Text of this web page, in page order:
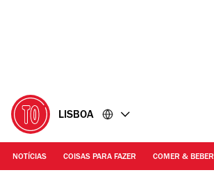
LISBOA
NOTÍCIAS COISAS PARA FAZER COMER & BEBER
© Estelle Valente | Jardim Aberto